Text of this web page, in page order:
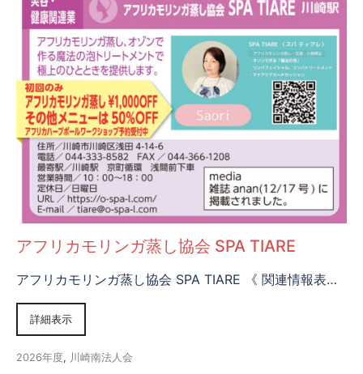
アフリカモリンガ蒸し協会 SPA TIARE
アフリカモリンガ蒸し協会 SPA TIARE 《 関連情報表…
詳細表示
2026年度, 川崎南法人会